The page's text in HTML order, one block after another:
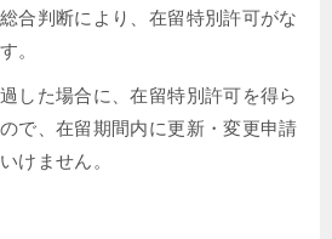
合判断により、在留特別許可がな
。
した場合に、在留特別許可を得ら
で、在留期間内に更新・変更申請
けません。